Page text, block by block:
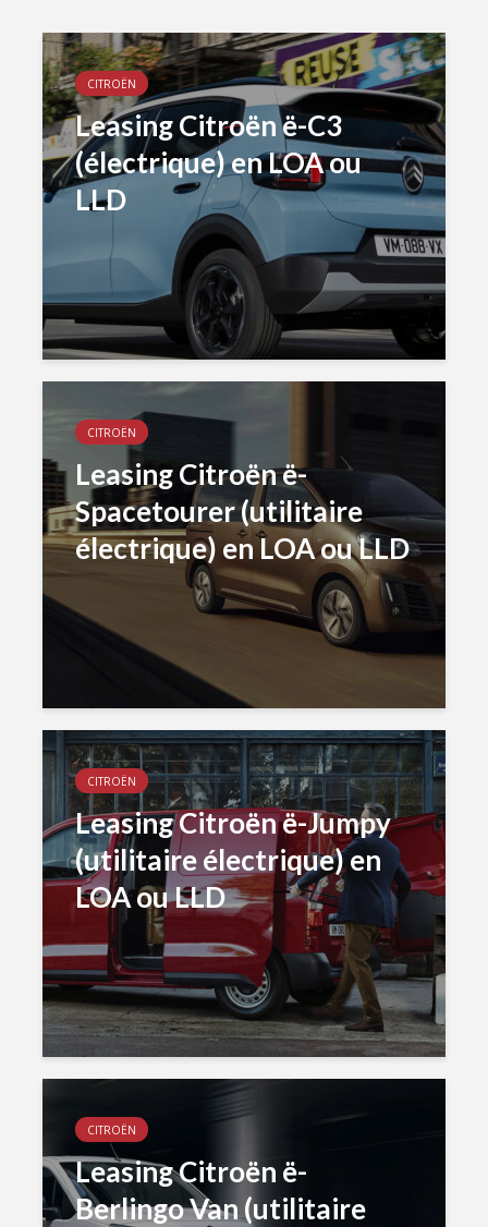
CITROËN
Leasing Citroën ë-C3
(électrique) en LOA ou
LLD
CITROËN
Leasing Citroën ë-
Spacetourer (utilitaire
électrique) en LOA ou LLD
CITROËN
Leasing Citroën ë-Jumpy
(utilitaire électrique) en
LOA ou LLD
CITROËN
Leasing Citroën ë-
Berlingo Van (utilitaire